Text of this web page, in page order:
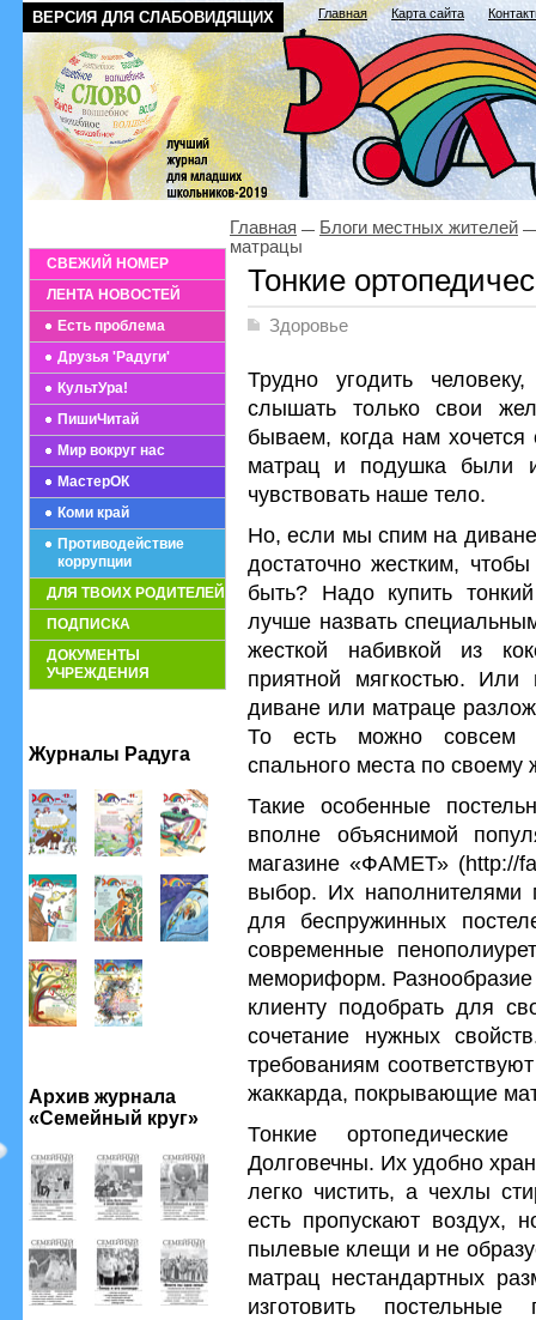
ВЕРСИЯ ДЛЯ СЛАБОВИДЯЩИХ Главная Карта сайта
СВЕЖИЙ НОМЕР
ЛЕНТА НОВОСТЕЙ
Есть проблема
Друзья 'Радуги'
КультУра!
ПишиЧитай
Мир вокруг нас
МастерОК
Коми край
Противодействие
коррупции
ДЛЯ ТВОИХ РОДИТЕЛЕЙ
ПОДПИСКА
ДОКУМЕНТЫ
УЧРЕЖДЕНИЯ
Журналы Радуга
Архив журнала
«Семейный круг»
Главная
Блоги местных жителей
матрацы
Тонкие
Здоровье
Трудно угодить
слышать только свои
бываем, когда нам
матрац и подушка были
чувствовать наше тело.
Но, если мы спим на
достаточно жестким,
быть? Надо купить
лучше назвать
жесткой набивкой из
приятной мягкостью. Или
диване или матраце
То есть можно совсем
спального места по своему
Такие особенные
вполне объяснимой
магазине «ФАМЕТ» (http://
выбор. Их наполнителями
для беспружинных
современные
мемориформ.
клиенту подобрать для
сочетание нужных
требованиям
жаккарда, покрывающие
Тонкие
Долговечны. Их удобно
легко чистить, а чехлы
есть пропускают воздух,
пылевые клещи и не
матрац нестандартных
изготовить постельные